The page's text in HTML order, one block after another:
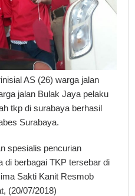
AS (26) warga jalan
jalan Bulak Jaya pelaku
tkp di surabaya berhasil
Surabaya.
spesialis pencurian
di berbagai TKP tersebar di
Sakti Kanit Resmob
(20/07/2018)